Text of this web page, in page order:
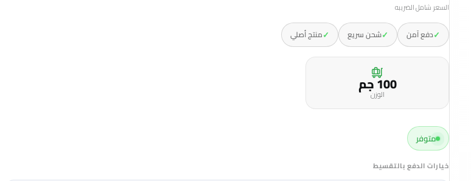
السعر شامل الضريبه
✓دفع آمن ✓شحن سريع ✓منتج أصلي
100 جمالوزن
متوفر
خيارات الدفع بالتقسيط